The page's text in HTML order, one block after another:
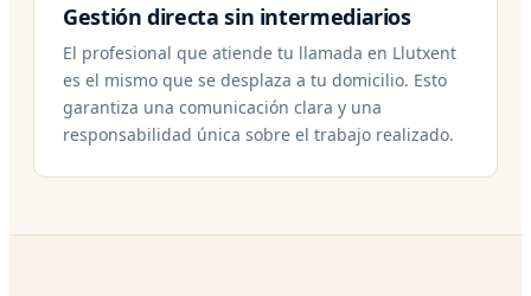
Gestión directa sin intermediarios
El profesional que atiende tu llamada en Llutxent
es el mismo que se desplaza a tu domicilio. Esto
garantiza una comunicación clara y una
responsabilidad única sobre el trabajo realizado.